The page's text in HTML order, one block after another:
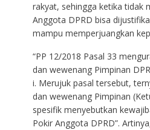
rakyat, sehingga ketika tidak
Anggota DPRD bisa
mampu memperjuangkan
“PP 12/2018 Pasal 33
dan wewenang Pimpinan
i. Merujuk pasal tersebut,
dan wewenang Pimpinan
spesifik menyebutkan
Pokir Anggota DPRD”.